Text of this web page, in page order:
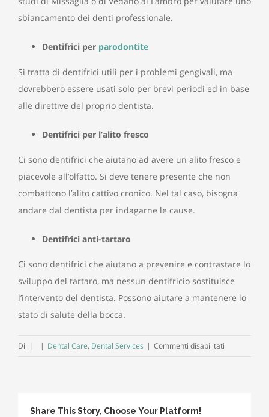
sbiancamento dei denti professionale.
Dentifrici per parodontite
Si tratta di dentifrici utili per i problemi gengivali, ma
dovrebbero essere usati solo per brevi periodi ed in base
alle direttive del proprio dentista.
Dentifrici per l’alito fresco
Ci sono dentifrici che aiutano ad avere un alito fresco e
piacevole all’olfatto. Si deve tenere presente che non
combattono l’alito cattivo cronico. Nel tal caso, bisogna
andare dal dentista per indagarne le cause.
Dentifrici anti-tartaro
Ci sono dentifrici che aiutano a prevenire e contrastare lo
sviluppo del tartaro, ma nessun dentifricio sostituisce
l’intervento del dentista. Possono aiutare a mantenere lo
stato di salute della bocca.
Di | | Dental Care, Dental Services | Commenti disabilitati
Share This Story, Choose Your Platform!